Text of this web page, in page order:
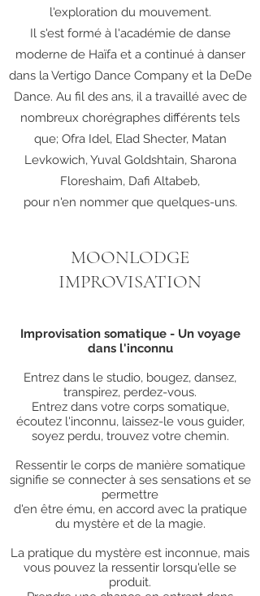
l'exploration du mouvement.
Il s'est formé à l'académie de danse
moderne de Haïfa et a continué à danser
dans la Vertigo Dance Company et la DeDe
Dance. Au fil des ans, il a travaillé avec de
nombreux chorégraphes différents tels
que; Ofra Idel, Elad Shecter, Matan
Levkowich, Yuval Goldshtain, Sharona
Floreshaim, Dafi Altabeb,
pour n'en nommer que quelques-uns.
MOONLODGE
IMPROVISATION
Improvisation somatique - Un voyage
dans l'inconnu
Entrez dans le studio, bougez, dansez,
transpirez, perdez-vous.
Entrez dans votre corps somatique,
écoutez l'inconnu, laissez-le vous guider,
soyez perdu, trouvez votre chemin.
Ressentir le corps de manière somatique
signifie se connecter à ses sensations et se
permettre
d'en être ému, en accord avec la pratique
du mystère et de la magie.
La pratique du mystère est inconnue, mais
vous pouvez la ressentir lorsqu'elle se
produit.